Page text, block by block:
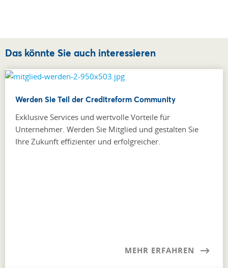
Das könnte Sie auch interessieren
Werden Sie Teil der Creditreform Community
Exklusive Services und wertvolle Vorteile für
Unternehmer. Werden Sie Mitglied und gestalten Sie
Ihre Zukunft effizienter und erfolgreicher.
MEHR ERFAHREN